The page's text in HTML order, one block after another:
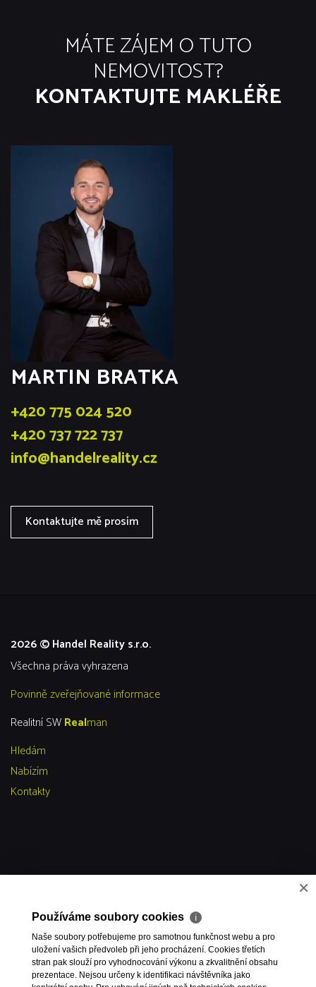
MÁTE ZÁJEM O TUTO
NEMOVITOST?
KONTAKTUJTE MAKLÉŘE
MARTIN BRATKA
+420 775 024 520
+420 737 722 737
info@handelreality.cz
Kontaktujte mě prosím
2026 © Handel Reality s.r.o.
všechna práva vyhrazena
Povinně zveřejňované informace
Realitní SWRealman
Hledám
Nabízím
Kontakty
×
Používáme soubory cookies ℹ
Naše soubory potřebujeme pro samotnou funkčnost webu a pro
uložení vašich předvoleb při jeho procházení. Cookies třetích
stran pak slouží pro vyhodnocování výkonu a zkvalitnění obsahu
prezentace. Nejsou určeny k identifikaci návštěvníka jako